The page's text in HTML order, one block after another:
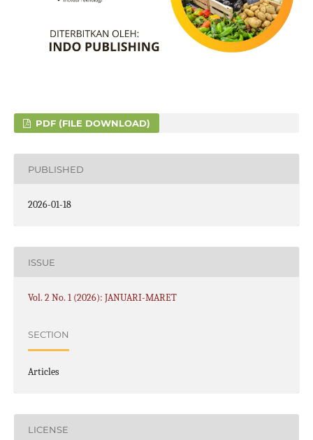
PDF (FILE DOWNLOAD)
PUBLISHED
2026-01-18
ISSUE
Vol. 2 No. 1 (2026): JANUARI-MARET
SECTION
Articles
LICENSE